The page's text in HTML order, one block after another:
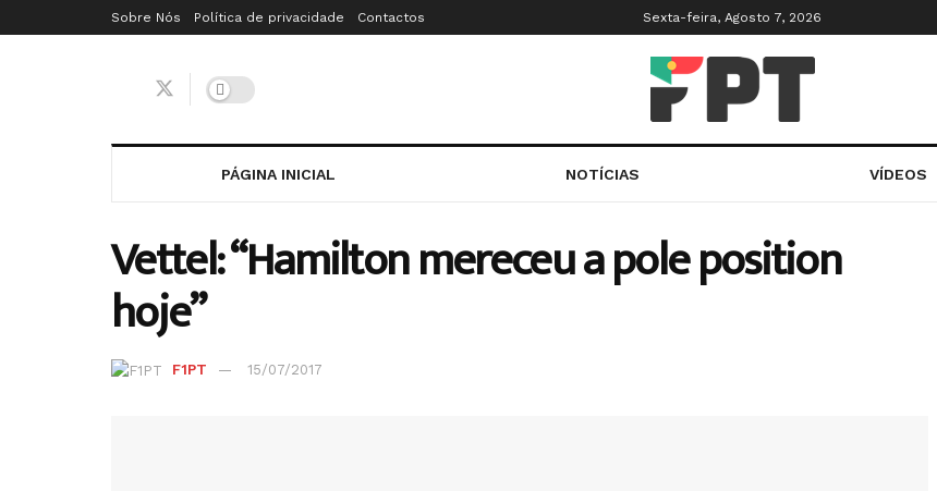
Sobre Nós Política de privacidade Contactos Sexta-feira, Agosto 7, 2026
PÁGINA INICIAL NOTÍCIAS VÍDEOS
Vettel: “Hamilton mereceu a pole position
hoje”
F1PT 15/07/2017